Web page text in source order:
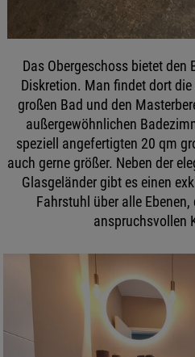
Das Obergeschoss bietet
Diskretion. Man findet dort
großen Bad und den
außergewöhnlichen
speziell angefertigten 20 qm
auch gerne größer. Neben der
Glasgeländer gibt es einen
Fahrstuhl über alle
anspruchsvollen